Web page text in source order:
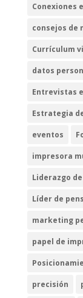
Conexiones
consejos de
Currículum
datos
Entrevistas
Estrategia
eventos
impresora
Liderazgo
Líder de
marketing
papel de
precisión